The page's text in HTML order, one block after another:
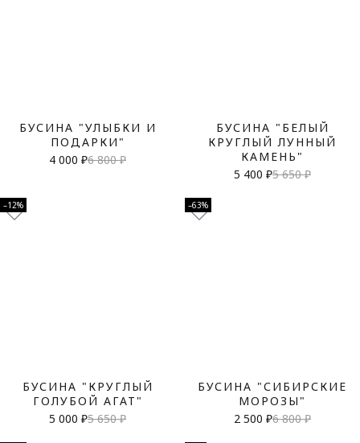
БУСИНА "УЛЫБКИ И
ПОДАРКИ"
4 000 ₽6 800 ₽
БУСИНА "БЕЛЫЙ
КРУГЛЫЙ ЛУННЫЙ
КАМЕНЬ"
5 400 ₽5 650 ₽
–12%
БУСИНА "КРУГЛЫЙ
ГОЛУБОЙ АГАТ"
5 000 ₽5 650 ₽
–63%
БУСИНА "СИБИРСКИЕ
МОРОЗЫ"
2 500 ₽6 800 ₽